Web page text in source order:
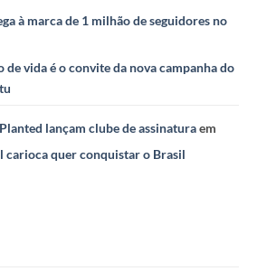
à marca de 1 milhão de seguidores no
de vida é o convite da nova campanha do
lançam clube de assinaturaem
carioca quer conquistar o Brasil